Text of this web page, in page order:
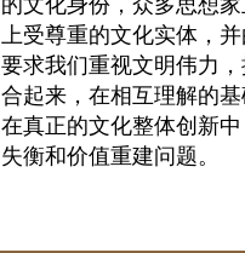
的文化身份，众多思想
上受尊重的文化实体，
要求我们重视文明伟力
合起来，在相互理解的
在真正的文化整体创新
失衡和价值重建问题。